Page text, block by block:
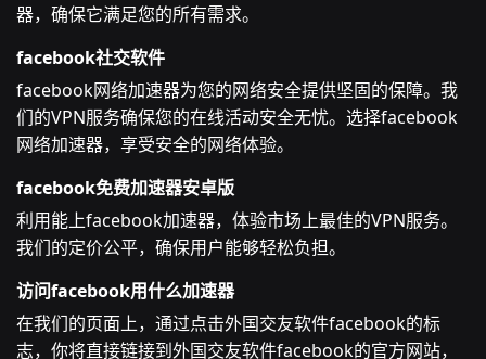
器，确保它满足您的所有需求。
facebook社交软件
facebook网络加速器为您的网络安全提供坚固的保障。我
们的VPN服务确保您的在线活动安全无忧。选择facebook
网络加速器，享受安全的网络体验。
facebook免费加速器安卓版
利用能上facebook加速器，体验市场上最佳的VPN服务。
我们的定价公平，确保用户能够轻松负担。
访问facebook用什么加速器
在我们的页面上，通过点击外国交友软件facebook的标
志，你将直接链接到外国交友软件facebook的官方网站，